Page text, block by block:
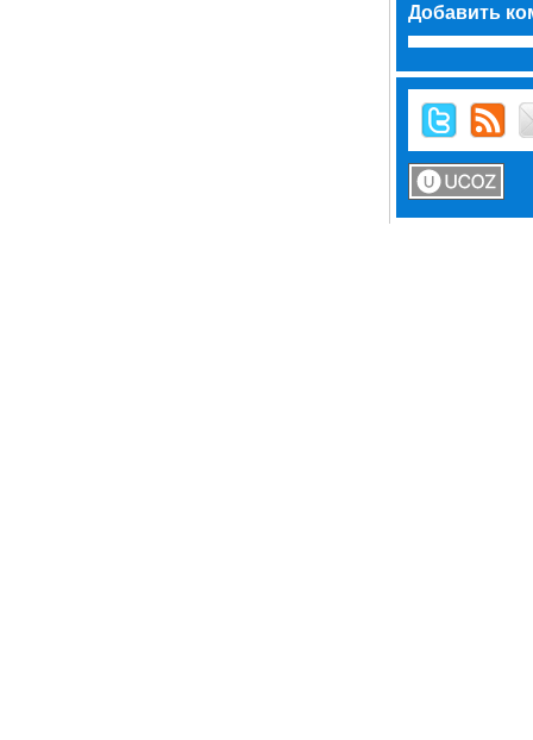
Добавить